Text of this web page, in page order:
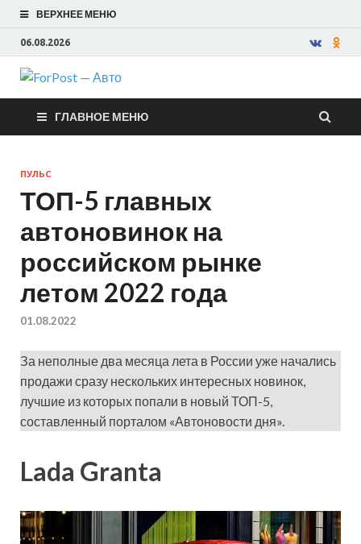
ВЕРХНЕЕ МЕНЮ
06.08.2026
ForPost —
Авто
ГЛАВНОЕ МЕНЮ
ПУЛЬС
ТОП-5 главных
автоновинок на
российском рынке
летом 2022 года
01.08.2022
За неполные два месяца лета в России уже начались
продажи сразу нескольких интересных новинок,
лучшие из которых попали в новый ТОП-5,
составленный порталом «Автоновости дня».
Lada Granta